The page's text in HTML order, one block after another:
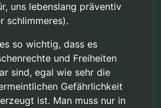
uns lebenslang präventiv
schlimmeres).
so wichtig, dass es
und Freiheiten
sind, egal wie sehr die
Gefährlichkeit
ist. Man muss nur in